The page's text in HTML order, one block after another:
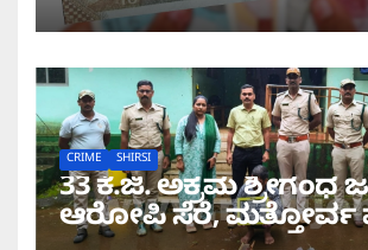
ನೋಟು!
CRIME SHIRSI
33 ಕೆ.ಜಿ. ಅಕ್ರಮ ಶ್ರೀಗಂಧ
ಆರೋಪಿ ಸೆರೆ, ಮತ್ತೋರ್ವ